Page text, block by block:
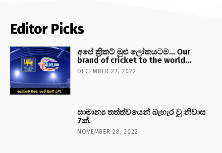
Editor Picks
අපේ ක්‍රිකට් මුළු ලෝකයටම… Our
brand of cricket to the world…
DECEMBER 22, 2022
සාමාන්‍ය තත්ත්වයෙන් බැහැර වූ නිවාස
7ක්.
NOVEMBER 28, 2022